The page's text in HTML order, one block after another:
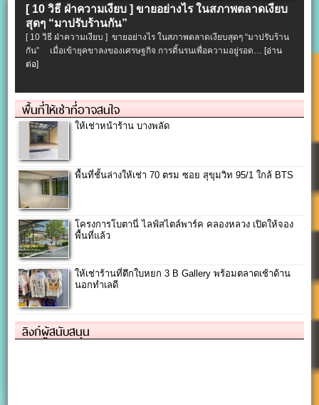
[ 10 วิธี ฝ่าความเงียบ ] ขายอย่างไร ในสภาพตลาดเงียบ
สุดๆ “มาปรับร้านกัน”
[ 10 วิธี ฝ่าความเงียบ ] ขายอย่างไร ในสภาพตลาดเงียบสุดๆ “มาปรับร้าน
กัน” เมื่อเข้ายุคขาลงของเศรษฐกิจ การดิ้นรนเพื่อความอยู่รอด… [อ่าน
ต่อ]
พื้นที่ให้เช่าที่อาจสนใจ
ให้เช่าหน้าร้าน บางพลัด
พื้นที่ชั้นล่างให้เช่า 70 ตรม ซอย สุขุมวิท 95/1 ใกล้ BTS
โครงการโบตานี่ ไลฟ์สไตล์พาร์ค คลองหลวง เปิดให้จอง
พื้นที่แล้ว
ให้เช่าร้านที่ตึกใบหยก 3 B Gallery พร้อมตลาดเช้าด้าน
นอกทำเลดี
ลิงก์ผู้สนับสนุน